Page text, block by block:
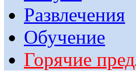
Развлечения
Обучение
Горячие